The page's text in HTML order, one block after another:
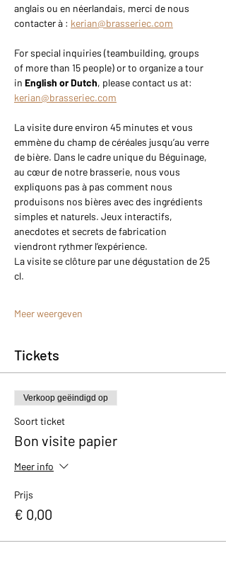
anglais ou en néerlandais, merci de nous
contacter à : kerian@brasseriec.com
For special inquiries (teambuilding, groups
of more than 15 people) or to organize a tour
in English or Dutch, please contact us at:
kerian@brasseriec.com
La visite dure environ 45 minutes et vous
emmène du champ de céréales jusqu’au verre
de bière. Dans le cadre unique du Béguinage,
au cœur de notre brasserie, nous vous
expliquons pas à pas comment nous
produisons nos bières avec des ingrédients
simples et naturels. Jeux interactifs,
anecdotes et secrets de fabrication
viendront rythmer l’expérience.
La visite se clôture par une dégustation de 25
cl.
Meer weergeven
Tickets
Verkoop geëindigd op
Soort ticket
Bon visite papier
Meer info
Prijs
€ 0,00